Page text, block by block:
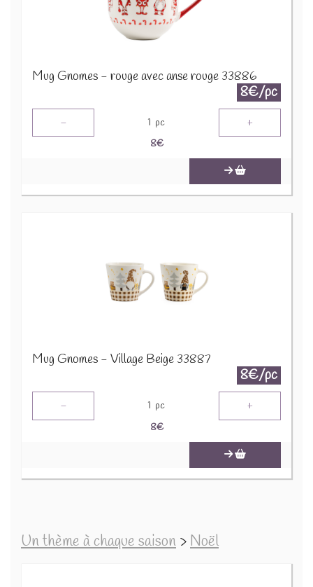
Mug Gnomes - rouge avec anse rouge 33886
8€/pc
- 1 pc +
8€
Mug Gnomes - Village Beige 33887
8€/pc
- 1 pc +
8€
Un thème à chaque saison > Noël